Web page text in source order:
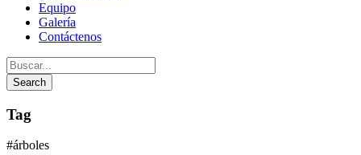
Equipo
Galería
Contáctenos
Tag
#árboles